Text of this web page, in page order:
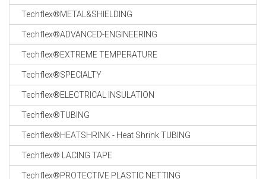
Techflex®METAL&SHIELDING
Techflex®ADVANCED-ENGINEERING
Techflex®EXTREME TEMPERATURE
Techflex®SPECIALTY
Techflex®ELECTRICAL INSULATION
Techflex®TUBING
Techflex®HEATSHRINK - Heat Shrink TUBING
Techflex® LACING TAPE
Techflex®PROTECTIVE PLASTIC NETTING